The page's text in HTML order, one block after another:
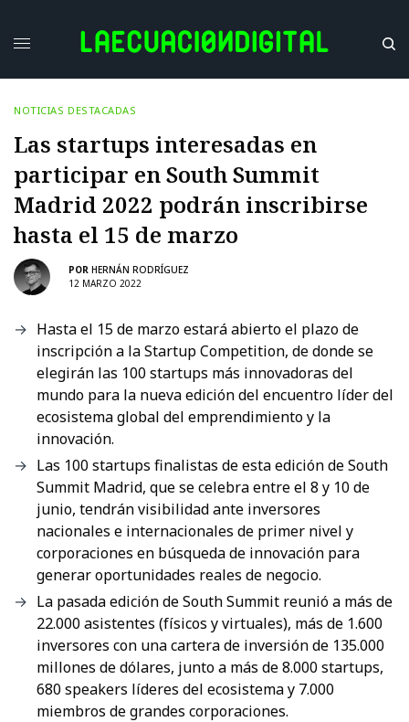
NOTICIAS DESTACADAS
Las startups interesadas en
participar en South Summit
Madrid 2022 podrán inscribirse
hasta el 15 de marzo
POR HERNÁN RODRÍGUEZ
12 MARZO 2022
Hasta el 15 de marzo estará abierto el plazo de
inscripción a la Startup Competition, de donde se
elegirán las 100 startups más innovadoras del
mundo para la nueva edición del encuentro líder del
ecosistema global del emprendimiento y la
innovación.
Las 100 startups finalistas de esta edición de South
Summit Madrid, que se celebra entre el 8 y 10 de
junio, tendrán visibilidad ante inversores
nacionales e internacionales de primer nivel y
corporaciones en búsqueda de innovación para
generar oportunidades reales de negocio.
La pasada edición de South Summit reunió a más de
22.000 asistentes (físicos y virtuales), más de 1.600
inversores con una cartera de inversión de 135.000
millones de dólares, junto a más de 8.000 startups,
680 speakers líderes del ecosistema y 7.000
miembros de grandes corporaciones.